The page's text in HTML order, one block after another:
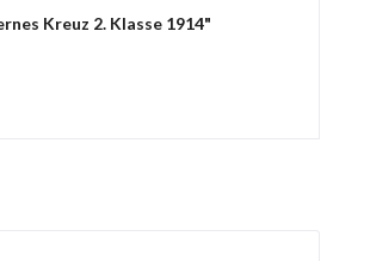
Kreuz 2. Klasse 1914"